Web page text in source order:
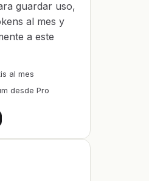
guardar uso,
al mes y
a este
al mes
desde Pro